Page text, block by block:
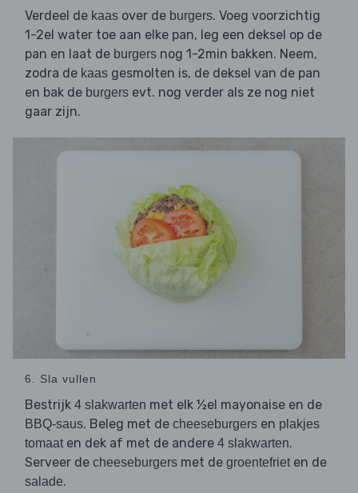
Verdeel de kaas over de burgers. Voeg voorzichtig
1-2el water toe aan elke pan, leg een deksel op de
pan en laat de burgers nog 1-2min bakken. Neem,
zodra de kaas gesmolten is, de deksel van de pan
en bak de burgers evt. nog verder als ze nog niet
gaar zijn.
6. Sla vullen
Bestrijk 4 slakwarten met elk ½el mayonaise en de
BBQ-saus. Beleg met de cheeseburgers en plakjes
tomaaten dek af met de andere 4 slakwarten.
Serveer de cheeseburgers met de groentefrieten de
salade.